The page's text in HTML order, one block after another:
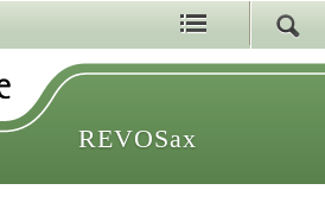
REVOSax